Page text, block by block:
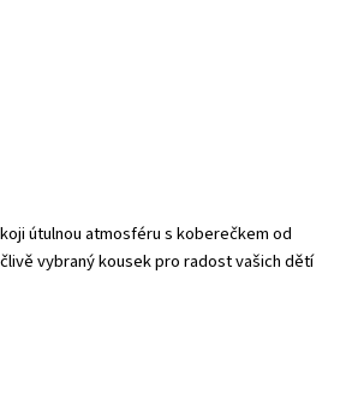
útulnou atmosféru s koberečkem od
vybraný kousek pro radost vašich dětí